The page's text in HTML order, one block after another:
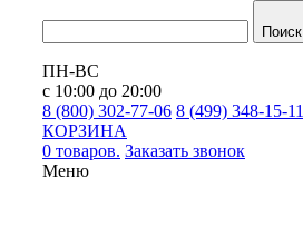
Поиск
ПН-ВС
с 10:00 до 20:00
8 (800) 302-77-06 8 (499) 348-15-11
КОРЗИНА
0 товаров. Заказать звонок
Меню